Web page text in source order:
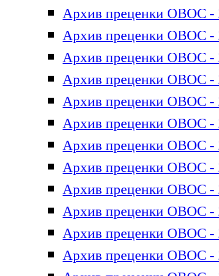
Архив преценки ОВОС -
Архив преценки ОВОС -
Архив преценки ОВОС -
Архив преценки ОВОС -
Архив преценки ОВОС -
Архив преценки ОВОС -
Архив преценки ОВОС -
Архив преценки ОВОС -
Архив преценки ОВОС -
Архив преценки ОВОС -
Архив преценки ОВОС -
Архив преценки ОВОС -